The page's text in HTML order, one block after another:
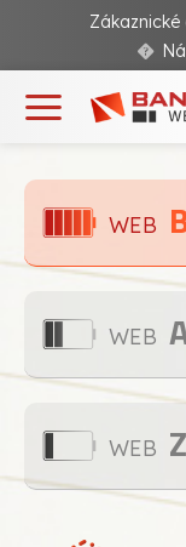
Zákaznické
WEB
WEB
WEB